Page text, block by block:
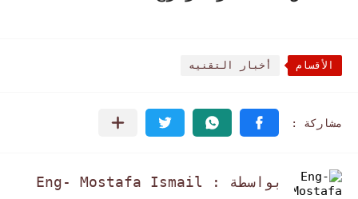
الأقسام أخبار التقنيه
بواسطة : Eng- Mostafa Ismail